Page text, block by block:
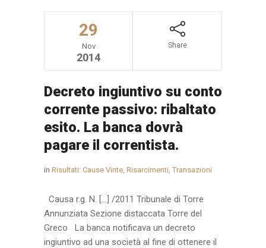
29
Nov
2014
Share
Decreto ingiuntivo su conto
corrente passivo: ribaltato
esito. La banca dovrà
pagare il correntista.
in Risultati: Cause Vinte, Risarcimenti, Transazioni
Causa r.g. N. […] /2011 Tribunale di Torre
Annunziata Sezione distaccata Torre del
Greco La banca notificava un decreto
ingiuntivo ad una società al fine di ottenere il